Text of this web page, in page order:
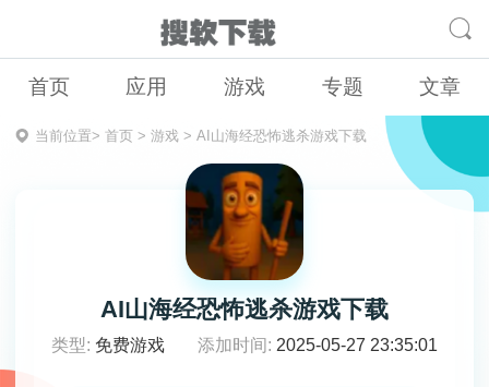
首页 应用 游戏 专题 文章
当前位置> 首页> 游戏> AI山海经恐怖逃杀游戏下载
AI山海经恐怖逃杀游戏下载
类型: 免费游戏 添加时间: 2025-05-27 23:35:01